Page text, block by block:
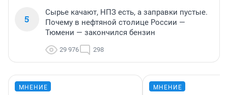
5
Сырье качают, НПЗ есть, а заправки пустые.
Почему в нефтяной столице России —
Тюмени — закончился бензин
29 976 298
МНЕНИЕ МНЕНИЕ